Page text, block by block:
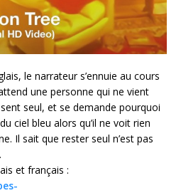
le narrateur s’ennuie au cours
une personne qui ne vient
seul, et se demande pourquoi
ciel bleu alors qu’il ne voit rien
Il sait que rester seul n’est pas
et français :